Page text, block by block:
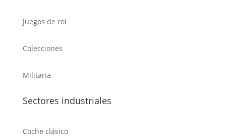
Juegos de rol
Colecciones
Militaria
Sectores industriales
Coche clásico